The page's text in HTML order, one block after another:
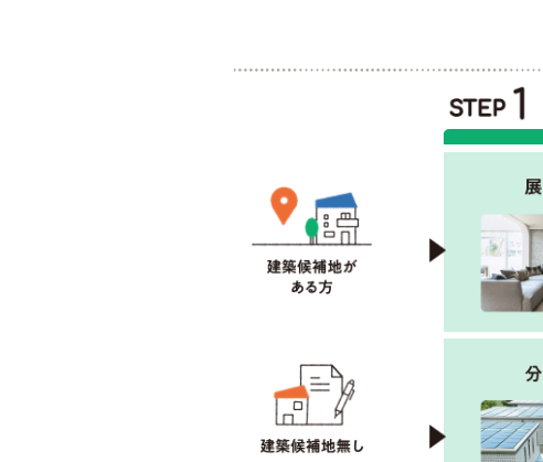
わたしたちの社会貢献活用ー防犯対策への協力ー
警視庁防犯アプリ デジポリス